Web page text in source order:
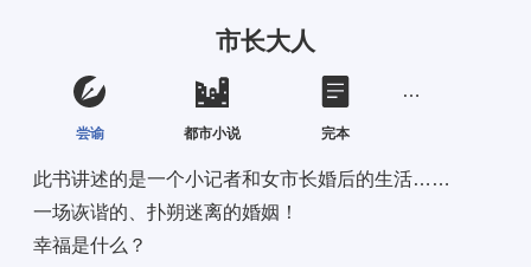
市长大人
尝谕 都市小说 完本
此书讲述的是一个小记者和女市长婚后的生活……
一场诙谐的、扑朔迷离的婚姻！
幸福是什么？